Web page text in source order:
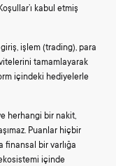
kabul etmiş
işlem (trading), para
tamamlayarak
içindeki hediyelerle
herhangi bir nakit,
Puanlar hiçbir
finansal bir varlığa
içinde